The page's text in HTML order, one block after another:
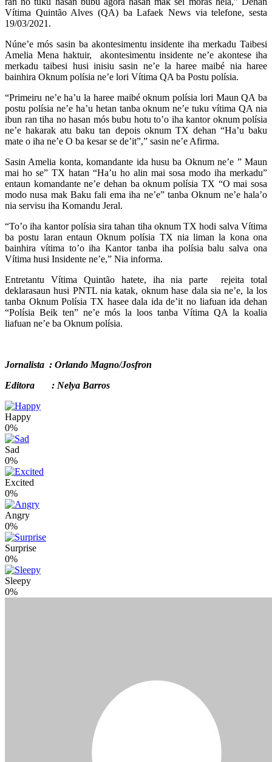
Vítima Quintão Alves (QA) ba Lafaek News via telefone, sesta
19/03/2021.
Núne’e mós sasin ba akontesimentu insidente iha merkadu Taibesi
Amelia Mena haktuir, akontesimentu insidente ne’e akontese iha
merkadu taibesi husi inisiu sasin ne’e la haree maibé nia haree
bainhira Oknum polísia ne’e lori Vítima QA ba Postu polísia.
“Primeiru ne’e ha’u la haree maibé oknum polísia lori Maun QA ba
postu polísia ne’e ha’u hetan tanba oknum ne’e tuku vítima QA nia
ibun ran tiha no hasan mós bubu hotu to’o iha kantor oknum polísia
ne’e hakarak atu baku tan depois oknum TX dehan “Ha’u baku
mate o iha ne’e O ba kesar se de’it”,” sasin ne’e Afirma.
Sasin Amelia konta, komandante ida husu ba Oknum ne’e ” Maun
mai ho se” TX hatan “Ha’u ho alin mai sosa modo iha merkadu”
entaun komandante ne’e dehan ba oknum polísia TX “O mai sosa
modo nusa mak Baku fali ema iha ne’e” tanba Oknum ne’e hala’o
nia servisu iha Komandu Jeral.
“To’o iha kantor polísia sira tahan tiha oknum TX hodi salva Vítima
ba postu laran entaun Oknum polísia TX nia liman la kona ona
bainhira vítima to’o iha Kantor tanba iha polísia balu salva ona
Vítima husi Insidente ne’e,” Nia informa.
Entretantu Vítima Quintão hatete, iha nia parte rejeita total
deklarasaun husi PNTL nia katak, oknum hase dala sia ne’e, la los
tanba Oknum Polísia TX hasee dala ida de’it no liafuan ida dehan
“Polísia Beik ten” ne’e mós la loos tanba Vítima QA la koalia
liafuan ne’e ba Oknum polísia.
Jornalista : Orlando Magno/Josfron
Editora : Nelya Barros
Happy
0%
Sad
0%
Excited
0%
Angry
0%
Surprise
0%
Sleepy
0%